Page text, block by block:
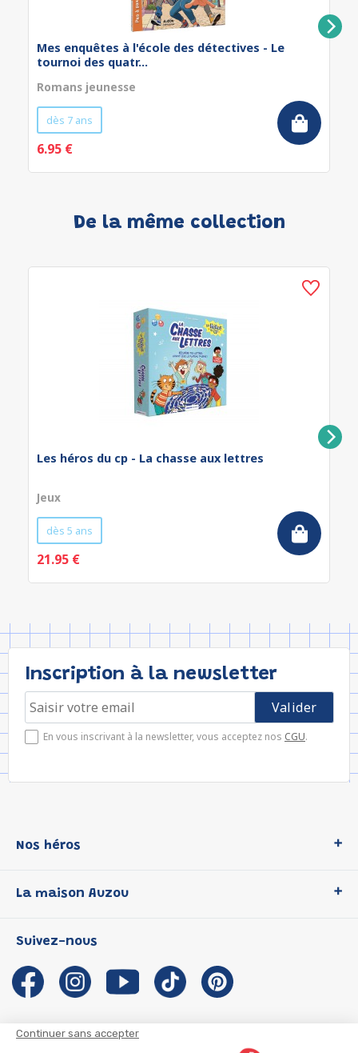
Continuer sans accepter
Mes enquêtes à l'école des détectives - Le
tournoi des quatr...
Romans jeunesse
dès 7 ans
6.95 €
De la même collection
Les héros du cp - La chasse aux lettres
Jeux
dès 5 ans
21.95 €
Inscription à la newsletter
En vous inscrivant à la newsletter, vous acceptez nos CGU.
Nos héros
P'tit Loup
Les Influenceuses
Migali
Petite Taupe
La maison Auzou
Notre histoire
Auzou s'engage
Auteurs et illustrateurs Auzou
Suivez-nous